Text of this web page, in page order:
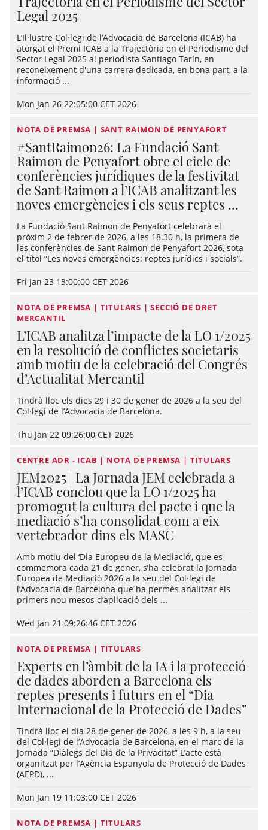
Legal 2025
L’Il·lustre Col·legi de l’Advocacia de Barcelona (ICAB) ha
atorgat el Premi ICAB a la Trajectòria en el Periodisme del
Sector Legal 2025 al periodista Santiago Tarín, en
reconeixement d'una carrera dedicada, en bona part, a la
informació ...
Mon Jan 26 22:05:00 CET 2026
NOTA DE PREMSA | SANT RAIMON DE PENYAFORT
#SantRaimon26: La Fundació Sant
Raimon de Penyafort obre el cicle de
conferències jurídiques de la festivitat
de Sant Raimon a l’ICAB analitzant les
noves emergències i els seus reptes ...
La Fundació Sant Raimon de Penyafort celebrarà el
pròxim 2 de febrer de 2026, a les 18.30 h, la primera de
les conferències de Sant Raimon de Penyafort 2026, sota
el títol “Les noves emergències: reptes jurídics i socials”.
Fri Jan 23 13:00:00 CET 2026
NOTA DE PREMSA | TITULARS | SECCIÓ DE DRET
MERCANTIL
L’ICAB analitza l’impacte de la LO 1/2025
en la resolució de conflictes societaris
amb motiu de la celebració del Congrés
d’Actualitat Mercantil
Tindrà lloc els dies 29 i 30 de gener de 2026 a la seu del
Col·legi de l’Advocacia de Barcelona.
Thu Jan 22 09:26:00 CET 2026
CENTRE ADR - ICAB | NOTA DE PREMSA | TITULARS
JEM2025 | La Jornada JEM celebrada a
l’ICAB conclou que la LO 1/2025 ha
promogut la cultura del pacte i que la
mediació s’ha consolidat com a eix
vertebrador dins els MASC
Amb motiu del ‘Dia Europeu de la Mediació’, que es
commemora cada 21 de gener, s’ha celebrat la Jornada
Europea de Mediació 2026 a la seu del Col·legi de
l’Advocacia de Barcelona que ha permès analitzar els
primers nou mesos d’aplicació dels ...
Wed Jan 21 09:26:46 CET 2026
NOTA DE PREMSA | TITULARS
Experts en l’àmbit de la IA i la protecció
de dades aborden a Barcelona els
reptes presents i futurs en el “Dia
Internacional de la Protecció de Dades”
Tindrà lloc el dia 28 de gener de 2026, a les 9 h, a la seu
del Col·legi de l’Advocacia de Barcelona, en el marc de la
Jornada “Diàlegs del Dia de la Privacitat” L’acte està
organitzat per l’Agència Espanyola de Protecció de Dades
(AEPD), ...
Mon Jan 19 11:03:00 CET 2026
NOTA DE PREMSA | TITULARS